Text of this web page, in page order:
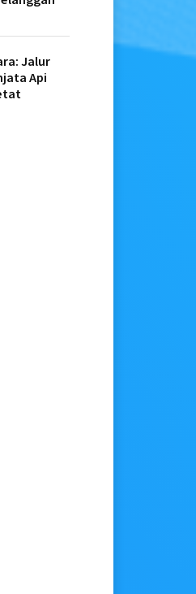
Jalur
Api